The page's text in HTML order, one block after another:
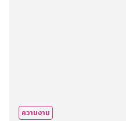
ความงาม